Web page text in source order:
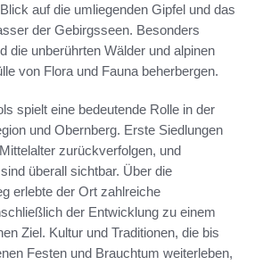
auf die umliegenden Gipfel und das
der Gebirgsseen. Besonders
die unberührten Wälder und alpinen
von Flora und Fauna beherbergen.
spielt eine bedeutende Rolle in der
und Obernberg. Erste Siedlungen
zurückverfolgen, und
überall sichtbar. Über die
erlebte der Ort zahlreiche
der Entwicklung zu einem
Ziel. Kultur und Traditionen, die bis
Festen und Brauchtum weiterleben,